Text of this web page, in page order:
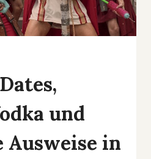
und
Ausweise in